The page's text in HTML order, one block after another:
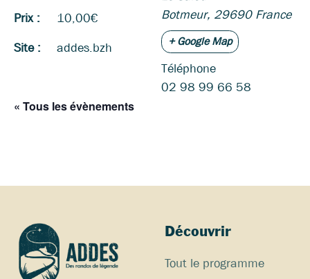
Prix :
10,00€
Site :
addes.bzh
Botmeur, 29690 France
+ Google Map
Téléphone
02 98 99 66 58
« Tous les évènements
Découvrir
Tout le programme